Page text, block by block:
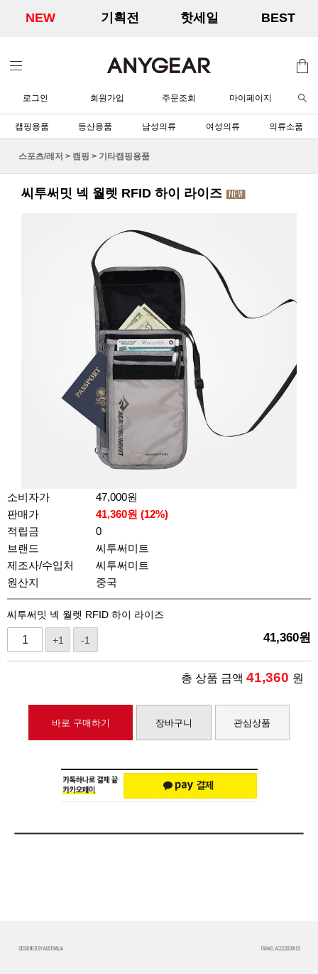
NEW 기획전 핫세일 BEST
로그인 회원가입 주문조회 마이페이지
캠핑용품 등산용품 남성의류 여성의류 의류소품
스포츠/레저 > 캠핑 > 기타캠핑용품
씨투써밋 넥 월렛 RFID 하이 라이즈
소비자가
47,000원
판매가
41,360원 (12%)
적립금
0
브랜드
씨투써미트
제조사/수입처
씨투써미트
원산지
중국
씨투써밋 넥 월렛 RFID 하이 라이즈
+1 -1 41,360원
총 상품 금액 41,360 원
바로 구매하기 장바구니 관심상품